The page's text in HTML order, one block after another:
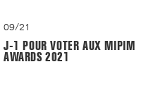
09/21
J-1 POUR VOTER AUX MIPIM
AWARDS 2021